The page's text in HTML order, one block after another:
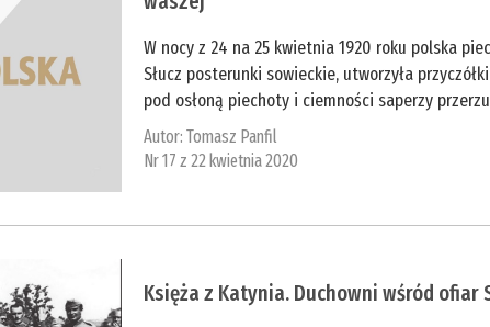
W nocy z 24 na 25 kwietnia 1920 roku polska
Słucz posterunki sowieckie, utworzyła
pod osłoną piechoty i ciemności saperzy
Autor:Tomasz Panfil
Nr 17 z 22 kwietnia 2020
Księża z Katynia. Duchowni wśród ofiar